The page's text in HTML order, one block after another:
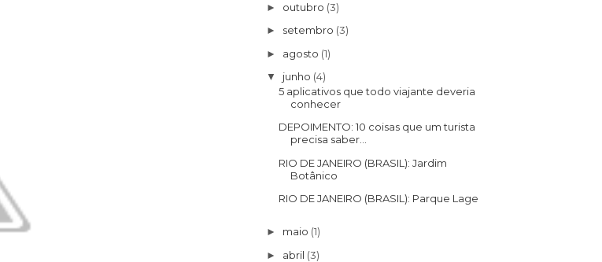
► outubro (3)
► setembro (3)
► agosto (1)
▼ junho (4)
5 aplicativos que todo viajante deveria
conhecer
DEPOIMENTO: 10 coisas que um turista
precisa saber...
RIO DE JANEIRO (BRASIL): Jardim
Botânico
RIO DE JANEIRO (BRASIL): Parque Lage
► maio (1)
► abril (3)